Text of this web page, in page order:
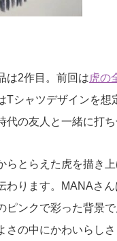
は2作目。前回は虎の
Tシャツデザインを
代の友人と一緒に打
らとらえた虎を描き
わります。MANAさ
ピンクで彩った背景
さの中にかわいらし